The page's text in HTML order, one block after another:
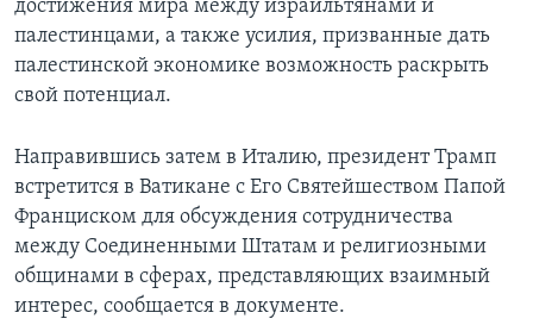
достижения мира между израильтянами и
палестинцами, а также усилия, призванные дать
палестинской экономике возможность раскрыть
свой потенциал.
Направившись затем в Италию, президент Трамп
встретится в Ватикане с Его Святейшеством Папой
Франциском для обсуждения сотрудничества
между Соединенными Штатам и религиозными
общинами в сферах, представляющих взаимный
интерес, сообщается в документе.